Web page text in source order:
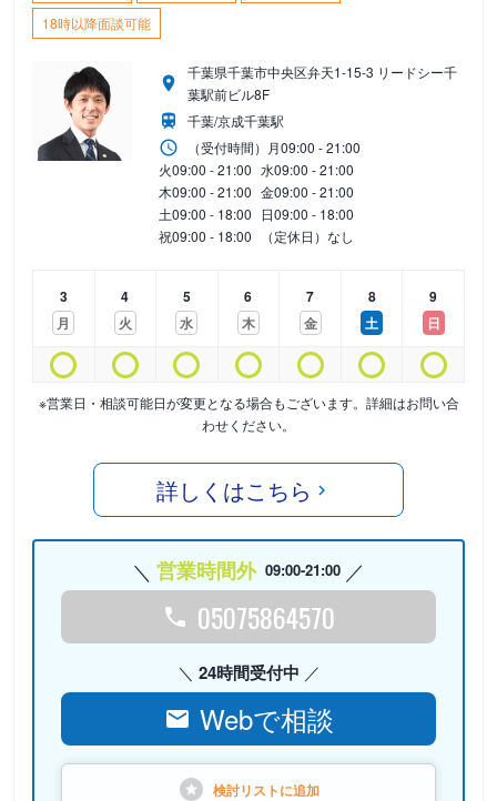
18時以降面談可能
千葉県千葉市中央区弁天1-15-3 リードシー千
葉駅前ビル8F
千葉/京成千葉駅
（受付時間） 月09:00 - 21:00
火09:00 - 21:00 水09:00 - 21:00
木09:00 - 21:00 金09:00 - 21:00
土09:00 - 18:00 日09:00 - 18:00
祝09:00 - 18:00 （定休日）なし
3
月
4
火
5
水
6
木
7
金
8
土
9
日
※営業日・相談可能日が変更となる場合もございます。詳細はお問い合
わせください。
詳しくはこちら
営業時間外 09:00-21:00
05075864570
24時間受付中
Webで相談
検討リストに追加